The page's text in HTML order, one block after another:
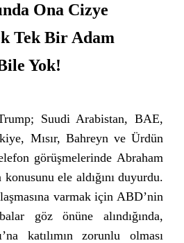
Ona Cizye
Tek Bir Adam
Yok!
Suudi Arabistan, BAE,
Mısır, Bahreyn ve Ürdün
görüşmelerinde Abraham
konusunu ele aldığını duyurdu.
varmak için ABD’nin
göz önüne alındığında,
katılımın zorunlu olması